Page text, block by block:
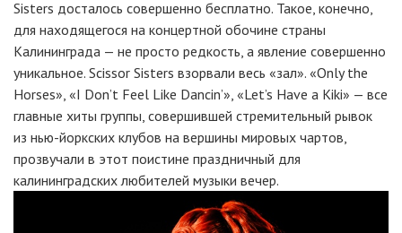
Sisters досталось совершенно бесплатно. Такое, конечно,
для находящегося на концертной обочине страны
Калининграда — не просто редкость, а явление совершенно
уникальное. Scissor Sisters взорвали весь «зал». «Only the
Horses», «I Don’t Feel Like Dancin’», «Let’s Have a Kiki» — все
главные хиты группы, совершившей стремительный рывок
из нью-йоркских клубов на вершины мировых чартов,
прозвучали в этот поистине праздничный для
калининградских любителей музыки вечер.